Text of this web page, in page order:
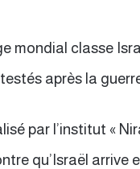
mondial classe
après la
par l’institut «
qu’Israël arrive